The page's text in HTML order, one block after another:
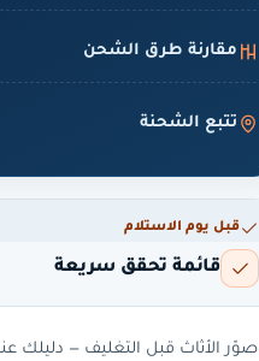
مقارنة طرق الشحن
تتبع الشحنة
قبل يوم الاستلام
قائمة تحقق سريعة
صوّر الأثاث قبل التغليف — دليلك